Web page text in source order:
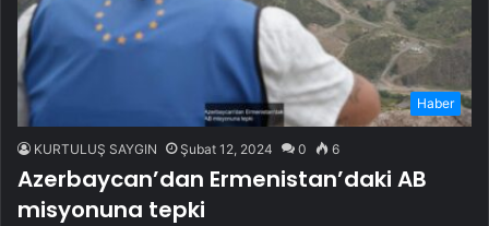
Haber
KURTULUŞ SAYGIN Şubat 12, 2024 0 6
Azerbaycan’dan Ermenistan’daki AB
misyonuna tepki